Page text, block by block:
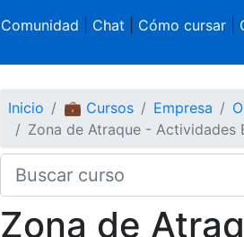
Comunidad Chat Cómo cursar|
Inicio 💼 Cursos Empresa
Zona de Atraque - Actividades
Zona de